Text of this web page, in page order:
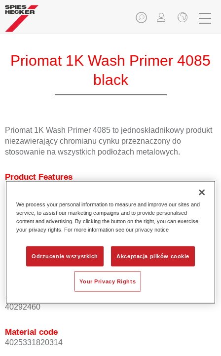
Priomat 1K Wash Primer 4085
black
Priomat 1K Wash Primer 4085 to jednoskładnikowy produkt
niezawierający chromianu cynku przeznaczony do
stosowanie na wszystkich podłożach metalowych.
Product Features
Udostępniony raport z testów spawalniczych.
Dostępny w różnych kolorach, również jako produkt 1K w
aerozolu.
Product Variant
Article reference
40292460
Material code
4025331820314
We process your personal information to measure and improve our sites and
service, to assist our marketing campaigns and to provide personalised
content and advertising. By clicking the button on the right, you can exercise
your privacy rights. For more information see our privacy notice
Odrzucenie wszystkich Akceptacja plików cookie
Your Privacy Rights